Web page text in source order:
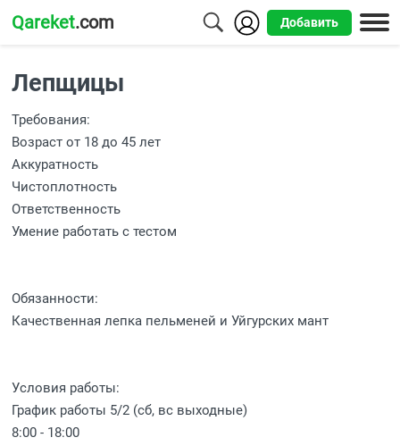
Qareket.com Добавить
Алматы
Астана
Шымкент
Усть-
Каменогорск
Лепщицы
Требования:
Возраст от 18 до 45 лет
Аккуратность
Чистоплотность
Ответственность
Умение работать с тестом
Обязанности:
Качественная лепка пельменей и Уйгурских мант
Условия работы:
График работы 5/2 (сб, вс выходные)
8:00 - 18:00